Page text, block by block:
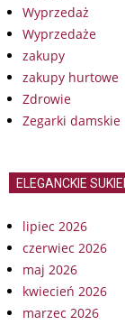
Wyprzedaż
Wyprzedaże
zakupy
zakupy hurtowe
Zdrowie
Zegarki damskie
ELEGANCKIE
lipiec 2026
czerwiec 2026
maj 2026
kwiecień 2026
marzec 2026